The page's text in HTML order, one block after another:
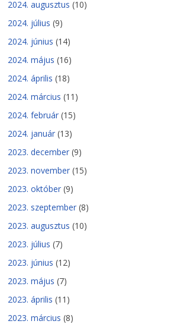
2024. augusztus (10)
2024. július (9)
2024. június (14)
2024. május (16)
2024. április (18)
2024. március (11)
2024. február (15)
2024. január (13)
2023. december (9)
2023. november (15)
2023. október (9)
2023. szeptember (8)
2023. augusztus (10)
2023. július (7)
2023. június (12)
2023. május (7)
2023. április (11)
2023. március (8)